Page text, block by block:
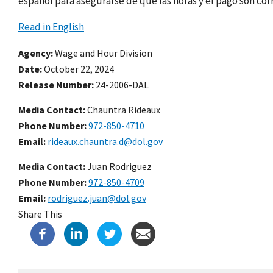
Read in English
Agency Wage and Hour Division
Date October 22, 2024
Release Number 24-2006-DAL
Media Contact:Chauntra Rideaux
Phone Number 972-850-4710
Email rideaux.chauntra.d@dol.gov
Media Contact:Juan Rodriguez
Phone Number 972-850-4709
Email rodriguez.juan@dol.gov
Share This